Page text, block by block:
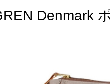
Denmark